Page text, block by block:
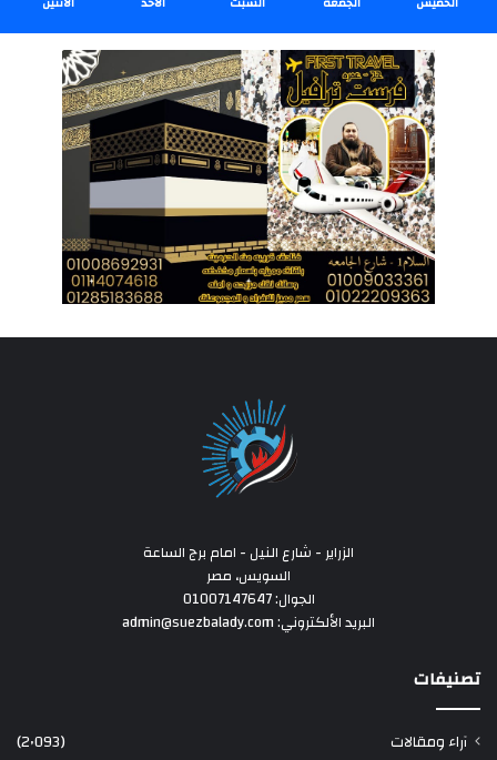
الزراير - شارع النيل - امام برج الساعة
السويس، مصر
الجوال: 01007147647
البريد الألكتروني: admin@suezbalady.com
تصنيفات
آراء ومقالات
(2٬093)